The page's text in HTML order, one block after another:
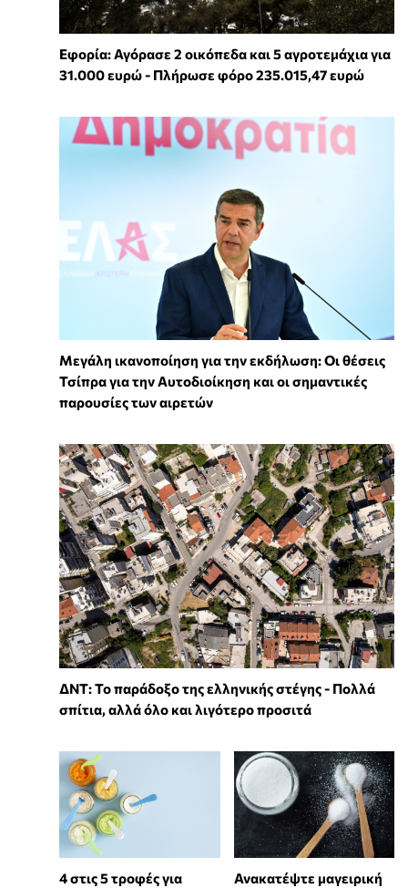
Εφορία: Αγόρασε 2 οικόπεδα και 5 αγροτεμάχια για
31.000 ευρώ - Πλήρωσε φόρο 235.015,47 ευρώ
Μεγάλη ικανοποίηση για την εκδήλωση: Οι θέσεις
Τσίπρα για την Αυτοδιοίκηση και οι σημαντικές
παρουσίες των αιρετών
ΔΝΤ: Το παράδοξο της ελληνικής στέγης - Πολλά
σπίτια, αλλά όλο και λιγότερο προσιτά
4 στις 5 τροφές για
Ανακατέψτε μαγειρική